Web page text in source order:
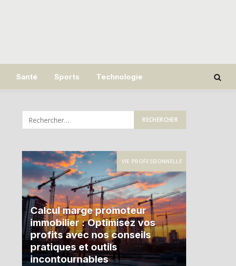
Santé Sports Technologie
VIE PROFESSIONNELLE
Calcul marge promoteur
immobilier : Optimisez vos
profits avec nos conseils
pratiques et outils
incontournables